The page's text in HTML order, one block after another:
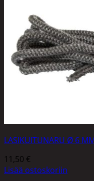
LASIKUITUNARU Ø 6
11,50 €
Lisää ostoskoriin